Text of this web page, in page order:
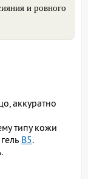
и ровного
аккуратно
типу кожи
В5.